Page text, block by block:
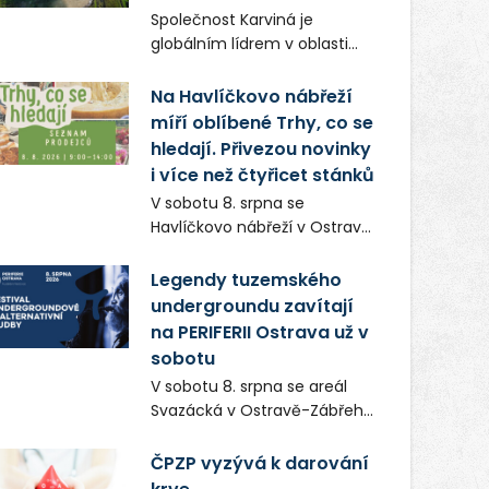
moravskoslezskou metropoli
nevybrali náhodou – její
přirozenou součástí příběhu
bývalého boxerského
šampiona Hoffa (Milan
Ondrík), jenž se po letech
vrací do světa vrcholových
zápasů, tentokrát v MMA.
Společnost Karviná je
globálním lídrem v oblasti
systémů, stabilním
zaměstnavatelem na
Karvinsku a firmou s
obrovským potenciálem.
Na Havlíčkovo nábřeží
míří oblíbené Trhy, co se
hledají. Přivezou novinky
i více než čtyřicet stánků
V sobotu 8. srpna se
Havlíčkovo nábřeží v Ostravě
vůní, chutí a poctivých
lokálních výrobků. Trhy, co se
hledají tentokrát nabídnou
více než čtyřicet pečlivě
vybraných stánků s kvalitní
gastronomií, farmářskými
produkty, designem i
Návštěvníci se mohou těšit
Legendy tuzemského
undergroundu zavítají
na PERIFERII Ostrava už v
sobotu
V sobotu 8. srpna se areál
Svazácká v Ostravě-Zábřehu
undergroundové a
alternativní hudby. Uskuteční
ČPZP vyzývá k darování